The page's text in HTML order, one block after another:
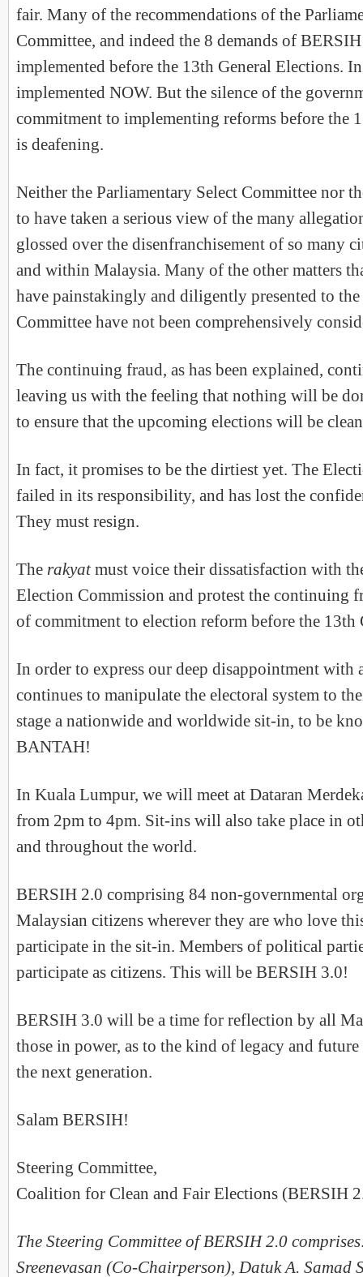
fair. Many of the recommendations of the
Committee, and indeed the 8 demands of
implemented before the 13th General Elections.
implemented NOW. But the silence of the
commitment to implementing reforms before the
is deafening.
Neither the Parliamentary Select Committee nor
to have taken a serious view of the many
glossed over the disenfranchisement of so many
and within Malaysia. Many of the other matters
have painstakingly and diligently presented to
Committee have not been comprehensively
The continuing fraud, as has been explained,
leaving us with the feeling that nothing will be
to ensure that the upcoming elections will be
In fact, it promises to be the dirtiest yet. The
failed in its responsibility, and has lost the
They must resign.
The rakyatmust voice their dissatisfaction with
Election Commission and protest the continuing
of commitment to election reform before the 13th
In order to express our deep disappointment with
continues to manipulate the electoral system to
stage a nationwide and worldwide sit-in, to be
BANTAH!
In Kuala Lumpur, we will meet at Dataran
from 2pm to 4pm. Sit-ins will also take place in
and throughout the world.
BERSIH 2.0 comprising 84 non-governmental
Malaysian citizens wherever they are who love
participate in the sit-in. Members of political
participate as citizens. This will be BERSIH 3.0!
BERSIH 3.0 will be a time for reflection by all
those in power, as to the kind of legacy and
the next generation.
Salam BERSIH!
Steering Committee,
Coalition for Clean and Fair Elections (BERSIH
The Steering Committee of BERSIH 2.0
Sreenevasan (Co-Chairperson), Datuk A. Samad